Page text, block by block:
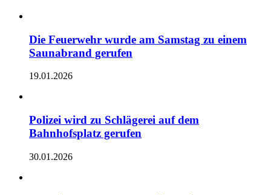
Die Feuerwehr wurde am Samstag zu einem
Saunabrand gerufen
19.01.2026
Polizei wird zu Schlägerei auf dem
Bahnhofsplatz gerufen
30.01.2026